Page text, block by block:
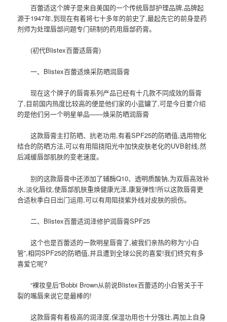
百蕾适这个牌子是来自美国的一个传统唇部护理品牌,品牌起
源于1947年,到现在有着将七十多年的前史了,最起先它的前身是药
剂师为处理唇部问题专门研制的药用唇部药膏。
(初代Blistex百蕾适唇膏)
一、Blistex百蕾适焕采防晒润唇膏
现在这个牌子的唇膏系列产品已经有十几款不同成效的唇膏
了,目前国内热度比较高的便是他们家的小蓝罐了,可是今日要介绍
的是他们另一个明星单品——焕采防晒润唇膏
这款唇膏主打防晒、抗老功用,有着SPF25的防晒值,选用物化
结合的防晒方法,可以有用阻挠阳光中加快皮肤老化的UVB射线,然
后减缓唇部肌肤的变老速度。
别的这款唇膏中还添加了辅酶Q10、透明质酸钠,为双唇高效补
水,淡化唇纹,使唇部肌肤重焕健康光泽,康复弹性!所以这款唇膏更
合适秋季白日出门运用,可以有用阻挠紫外线对皮肤的损伤。
二、Blistex百蕾适润泽修护润唇膏SPF25
这个也是百蕾适的一款明星唇膏了,被我们亲热的称为“小白
管”,相同SPF25的防晒值,并且遭到全球公民的喜爱!我们终究有多
喜爱它呢?
“裸妆皇后”Bobbi Brown从前说Blistex百蕾适的小白管关于干
裂的嘴唇来说它是最棒的!
这款唇膏有着极高的润泽度,保湿功用也十分强壮,再加上自身